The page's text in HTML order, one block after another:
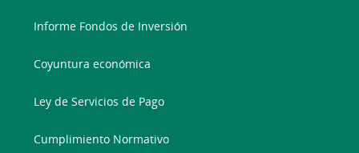
Informe Fondos de Inversión
Coyuntura económica
Ley de Servicios de Pago
Cumplimiento Normativo